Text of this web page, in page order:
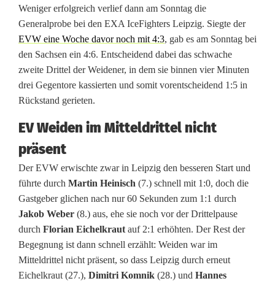
Weniger erfolgreich verlief dann am Sonntag die
Generalprobe bei den EXA IceFighters Leipzig. Siegte der
EVW eine Woche davor noch mit 4:3, gab es am Sonntag bei
den Sachsen ein 4:6. Entscheidend dabei das schwache
zweite Drittel der Weidener, in dem sie binnen vier Minuten
drei Gegentore kassierten und somit vorentscheidend 1:5 in
Rückstand gerieten.
EV Weiden im Mitteldrittel nicht
präsent
Der EVW erwischte zwar in Leipzig den besseren Start und
führte durch Martin Heinisch (7.) schnell mit 1:0, doch die
Gastgeber glichen nach nur 60 Sekunden zum 1:1 durch
Jakob Weber (8.) aus, ehe sie noch vor der Drittelpause
durch Florian Eichelkraut auf 2:1 erhöhten. Der Rest der
Begegnung ist dann schnell erzählt: Weiden war im
Mitteldrittel nicht präsent, so dass Leipzig durch erneut
Eichelkraut (27.), Dimitri Komnik (28.) und Hannes